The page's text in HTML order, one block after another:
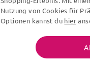
Nutzung von Cookies für
Optionen kannst du hier